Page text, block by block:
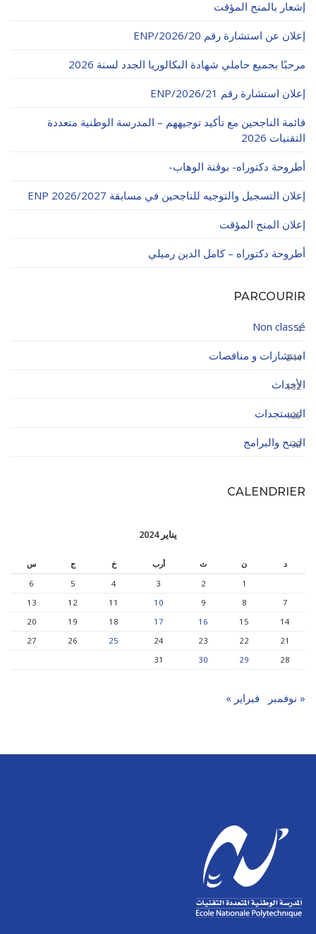
إشعار بالمنح المؤقت
إعلان عن استشارة رقم 20/ENP/2026
مرحبًا بجميع حاملي شهادة البكالوريا الجدد لسنة 2026
إعلان استشارة رقم 21/ENP/2026
قائمة الناجحين مع تأكيد توجيههم – المدرسة الوطنية متعددة
التقنيات 2026
أطروحة دكتوراه- بوڨنة الوهاب-
إعلان التسجيل والتوجيه للناجحين في مسابقة ENP 2026/2027
إعلان المنح المؤقت
أطروحة دكتوراه – كامل الدين رميلي
PARCOURIR
Non classé
4
استشارات و مناقصات
244
الأحداث
132
المستجدات
125
المنح والبرامج
32
CALENDRIER
يناير 2024
د ن ث أرب خ ج
س
1
2
3
4
5
6
7
8
9
10
11
12
13
14
15
16
17
18
19
20
21
22
23
24
25
26
27
28
29
30
31
« نوفمبر فبراير »